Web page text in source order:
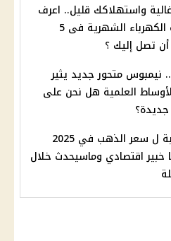
غالية واستهلاكك قليل.. اعرف
قيمه فاتورة الكهرباء الشهرية فى 5
تصل إليك ؟
نيمبوس متحور جديد يثير
العلمية هل نحن على
توقعات مرعبة ل سعر الذهب في 2025
اقتصادي وماسيحدث خلال